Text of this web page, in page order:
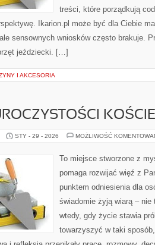
treści, które porządkują
Ikarion.pl może być dla Ciebie
sensownych wniosków często brakuje.
jeździecki. […]
I AKCESORIA
STY - 29 - 2026 MOŻLIWOŚĆ
To miejsce stworzone z
pomaga rozwijać więź z
punktem odniesienia dla
świadomie żyją wiarą –
wtedy, gdy życie stawia
towarzyszyć w taki